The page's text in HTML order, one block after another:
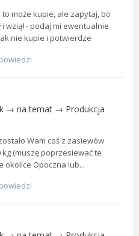
może kupie, ale zapytaj, bo
wziął - podaj mi ewentualnie
nie kupie i potwierdze
→ na temat → Produkcja
Wam coś z zasiewów
kg (muszę poprzesiewać te
okolice Opoczna lub...